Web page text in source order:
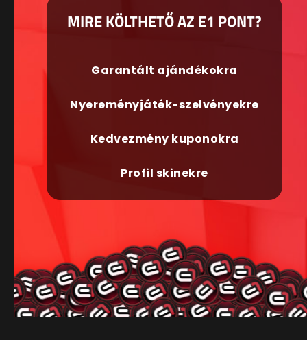
MIRE KÖLTHETŐ AZ E1 PONT?
Garantált ajándékokra
Nyereményjáték-szelvényekre
Kedvezmény kuponokra
Profil skinekre